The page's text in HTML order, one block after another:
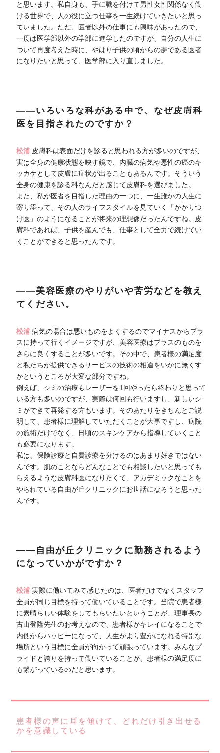
と思います。私自身も、手に職を付けて男性女性関係なく働
ける世界で、人の役に立つ仕事を一生続けていきたいと思っ
ていました。ただ、医者以外の仕事にも興味があったので、
一度は医学部以外の学部に進学したのですが、自分の人生に
ついて再度考えた時に、やはり子供の頃からの夢である医者
になりたいと思って、医学部に入り直しました。
――いろいろな科がある中で、なぜ皮膚科
医を目指されたのですか？
松浦 皮膚科は表面だけを診ると思われる方が多いのですが、
実は全身の健康状態を映す鏡で、内臓の病気や悪性の癌のキ
ッカケとして皮膚に症状が出ることもあるんです。そういう
全身の健康を診る科なんだと感じて皮膚科を選びました。
また、私が医者を目指した理由の一つに、一生誰かの人生に
寄り添って、その人のライフスタイルを見ていく「かかりつ
け医」のようになることが将来の理想像だったんですね。皮
膚科であれば、子供を産んでも、仕事として全力で続けてい
くことができると思ったんです。
――美容医療のやりがいや苦労などを教え
てください。
松浦病気の場合は悪いものをよくするのでマイナスからプラ
スに持って行くイメージですが、美容医療はプラスのものを
さらに良くすることが多いです。その中で、患者様の満足度
と私たちが提供できるサービスの技術の相違をいかに無くす
かというところが大変な部分ですね。
例えば、シミの治療もレーザーを1回やったら終わりと思って
いる方も多いのですが、実際は何回も行いますし、新しいシ
ミができて再発する方もいます。そのあたりをきちんとご説
明して、患者様に理解していただくことが大事ですし、病院
の施術だけでなく、日頃のスキンケアから指導していくこと
も必要になります。
私は、保険診療と自費診療を分けるのはあまり好きではない
んです。肌のことならどんなことでも相談したいと思っても
らえるような皮膚科医になりたくて、アカデミックなことを
やられている自由が丘クリニックにお世話になろうと思った
んです。
――自由が丘クリニックに勤務されるよう
になっていかがですか？
松浦実際に働いてみて感じたのは、医者だけでなくスタッフ
全員が同じ目標を持って働いていることです。当院で患者様
に素晴らしい体験をしてもらいたいということが、理事長の
古山登隆先生のお考えなので、患者様がキレイになることで
内側からハッピーになって、人生がより豊かになれる特別な
場所という目標に全員が向かって頑張っています。みんなプ
ライドと誇りを持って働いていることが、患者様の満足度に
も繋がっているのだと思います。
患者様の声に耳を傾けて、どれだけ引き出せる
かを意識している